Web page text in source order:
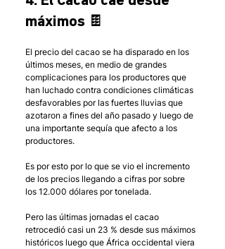
máximos 🍫
El precio del cacao se ha disparado en los
últimos meses, en medio de grandes
complicaciones para los productores que
han luchado contra condiciones climáticas
desfavorables por las fuertes lluvias que
azotaron a fines del año pasado y luego de
una importante sequía que afecto a los
productores.
Es por esto por lo que se vio el incremento
de los precios llegando a cifras por sobre
los 12.000 dólares por tonelada.
Pero las últimas jornadas el cacao
retrocedió casi un 23 % desde sus máximos
históricos luego que África occidental viera